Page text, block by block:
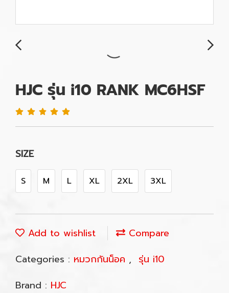
HJC รุ่น i10 RANK MC6HSF
SIZE
S M L XL 2XL 3XL
Add to wishlist
Compare
Categories : หมวกกันน็อค , รุ่น i10
Brand : HJC